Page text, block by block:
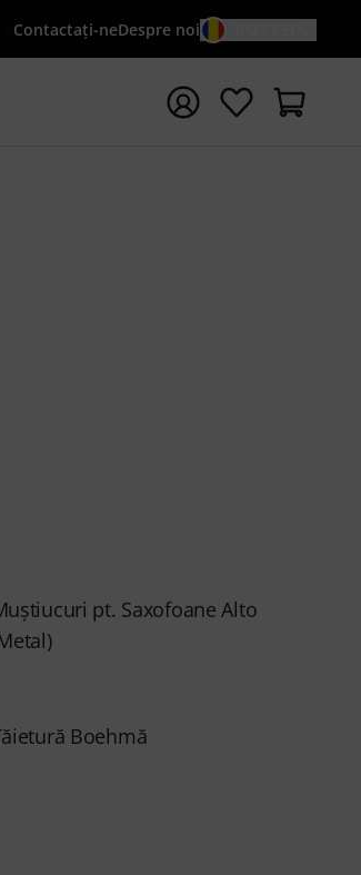
Contactaţi-neDespre noi
de căutare {searchTerm}
pt. Saxofoane Alto
Boehmă